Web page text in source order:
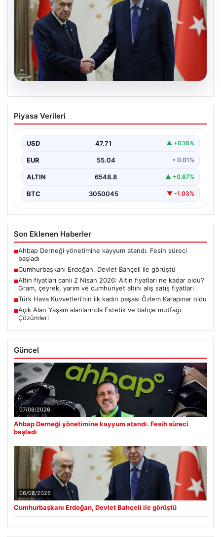
Cumhurbaşkanı Erdoğan, Devlet
Bahçeli ile görüştü
Piyasa Verileri
USD 47.71 ▲ +0.16%
EUR 55.04 • 0.01%
ALTIN 6548.8 ▲ +0.87%
BTC 3050045 ▼ -1.03%
Son Eklenen Haberler
■Ahbap Derneği yönetimine kayyum atandı. Fesih süreci
başladı
■Cumhurbaşkanı Erdoğan, Devlet Bahçeli ile görüştü
■Altın fiyatları canlı 2 Nisan 2026: Altın fiyatları ne kadar oldu?
Gram, çeyrek, yarım ve cumhuriyet altını alış satış fiyatları
■Türk Hava Kuvvetleri’nin ilk kadın paşası Özlem Karapınar oldu
■Açık Alan Yaşam alanlarında Estetik ve bahçe mutfağı
Çözümleri
Güncel
07/08/2026
Ahbap Derneği yönetimine kayyum atandı. Fesih süreci
başladı
06/08/2026
Cumhurbaşkanı Erdoğan, Devlet Bahçeli ile görüştü